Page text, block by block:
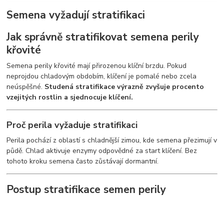
Semena vyžadují stratifikaci
Jak správně stratifikovat semena perily
křovité
Semena perily křovité mají přirozenou klíční brzdu. Pokud
neprojdou chladovým obdobím, klíčení je pomalé nebo zcela
neúspěšné. Studená stratifikace výrazně zvyšuje procento
vzejitých rostlin a sjednocuje klíčení.
Proč perila vyžaduje stratifikaci
Perila pochází z oblastí s chladnější zimou, kde semena přezimují v
půdě. Chlad aktivuje enzymy odpovědné za start klíčení. Bez
tohoto kroku semena často zůstávají dormantní.
Postup stratifikace semen perily